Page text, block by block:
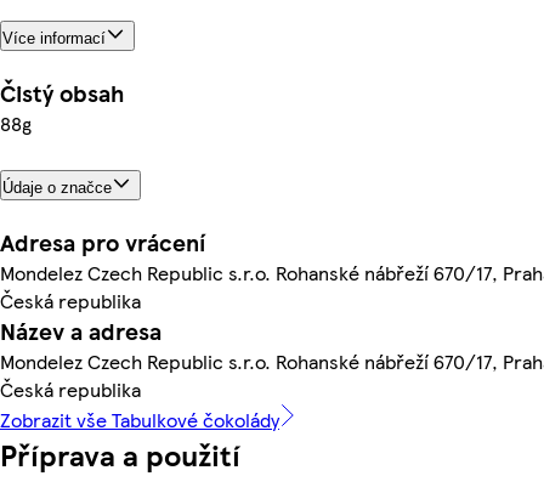
Více informací
Čistý obsah
88g
Údaje o značce
Adresa pro vrácení
Mondelez Czech Republic s.r.o. Rohanské nábřeží 670/17,
Česká republika
Název a adresa
Mondelez Czech Republic s.r.o. Rohanské nábřeží 670/17,
Česká republika
Zobrazit vše Tabulkové čokolády
Příprava a použití